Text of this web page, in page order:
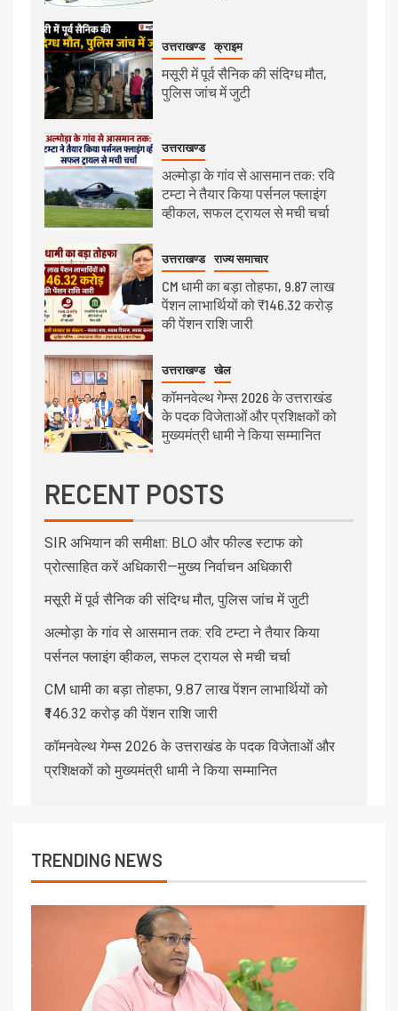
उत्तराखण्ड क्राइम
मसूरी में पूर्व सैनिक की संदिग्ध मौत,
पुलिस जांच में जुटी
उत्तराखण्ड
अल्मोड़ा के गांव से आसमान तक: रवि
टम्टा ने तैयार किया पर्सनल फ्लाइंग
व्हीकल, सफल ट्रायल से मची चर्चा
उत्तराखण्ड राज्य समाचार
CM धामी का बड़ा तोहफा, 9.87 लाख
पेंशन लाभार्थियों को ₹146.32 करोड़
की पेंशन राशि जारी
उत्तराखण्ड खेल
कॉमनवेल्थ गेम्स 2026 के उत्तराखंड
के पदक विजेताओं और प्रशिक्षकों को
मुख्यमंत्री धामी ने किया सम्मानित
RECENT POSTS
SIR अभियान की समीक्षा: BLO और फील्ड स्टाफ को
प्रोत्साहित करें अधिकारी—मुख्य निर्वाचन अधिकारी
मसूरी में पूर्व सैनिक की संदिग्ध मौत, पुलिस जांच में जुटी
अल्मोड़ा के गांव से आसमान तक: रवि टम्टा ने तैयार किया
पर्सनल फ्लाइंग व्हीकल, सफल ट्रायल से मची चर्चा
CM धामी का बड़ा तोहफा, 9.87 लाख पेंशन लाभार्थियों को
₹146.32 करोड़ की पेंशन राशि जारी
कॉमनवेल्थ गेम्स 2026 के उत्तराखंड के पदक विजेताओं और
प्रशिक्षकों को मुख्यमंत्री धामी ने किया सम्मानित
TRENDING NEWS